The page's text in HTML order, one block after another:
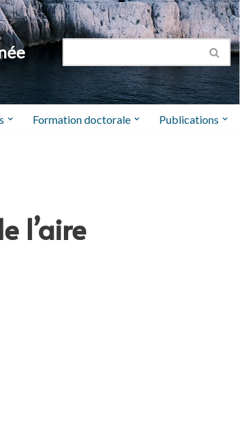
Formation doctorale Publications
l’aire